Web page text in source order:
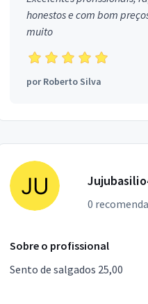
honestos e com bom
muito
porRoberto Silva
0
Sobre o profissional
Sento de salgados 25,00